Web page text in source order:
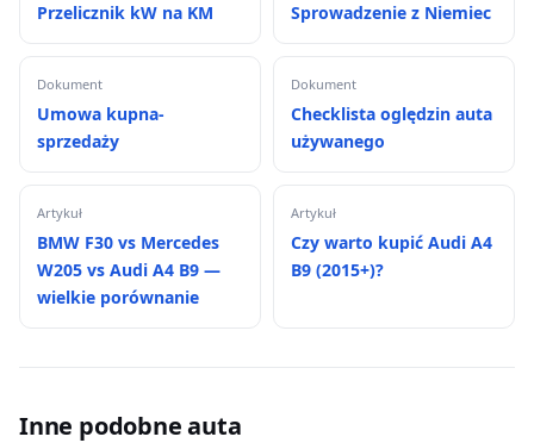
Przelicznik kW na KM Sprowadzenie z Niemiec
Dokument
Umowa kupna-
sprzedaży
Dokument
Checklista oględzin auta
używanego
Artykuł
BMW F30 vs Mercedes
W205 vs Audi A4 B9 —
wielkie porównanie
Artykuł
Czy warto kupić Audi A4
B9 (2015+)?
Inne podobne auta